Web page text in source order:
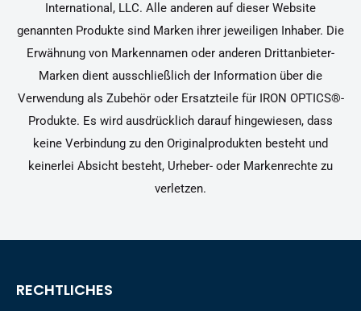
International, LLC. Alle anderen auf dieser Website
genannten Produkte sind Marken ihrer jeweiligen Inhaber. Die
Erwähnung von Markennamen oder anderen Drittanbieter-
Marken dient ausschließlich der Information über die
Verwendung als Zubehör oder Ersatzteile für IRON OPTICS®-
Produkte. Es wird ausdrücklich darauf hingewiesen, dass
keine Verbindung zu den Originalprodukten besteht und
keinerlei Absicht besteht, Urheber- oder Markenrechte zu
verletzen.
RECHTLICHES